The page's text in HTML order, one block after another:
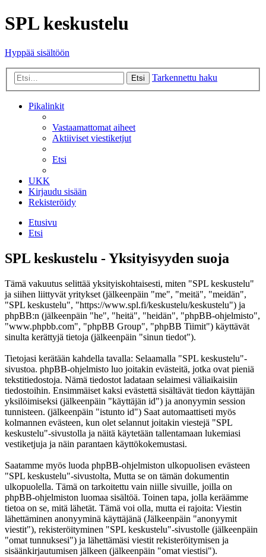
SPL keskustelu
Hyppää sisältöön
Etsi Tarkennettu haku
Pikalinkit
Vastaamattomat aiheet
Aktiiviset viestiketjut
Etsi
UKK
Kirjaudu sisään
Rekisteröidy
Etusivu
Etsi
SPL keskustelu - Yksityisyyden suoja
Tämä vakuutus selittää yksityiskohtaisesti, miten "SPL keskustelu"
ja siihen liittyvät yritykset (jälkeenpäin "me", "meitä", "meidän",
"SPL keskustelu", "https://www.spl.fi/keskustelu/keskustelu") ja
phpBB:n (jälkeenpäin "he", "heitä", "heidän", "phpBB-ohjelmisto",
"www.phpbb.com", "phpBB Group", "phpBB Tiimit") käyttävät
sinulta kerättyjä tietoja (jälkeenpäin "sinun tiedot").
Tietojasi kerätään kahdella tavalla: Selaamalla "SPL keskustelu"-
sivustoa. phpBB-ohjelmisto luo joitakin evästeitä, jotka ovat pieniä
tekstitiedostoja. Nämä tiedostot ladataan selaimesi väliaikaisiin
tiedostoihin. Ensimmäiset kaksi evästettä sisältävät tiedon käyttäjän
yksilöimiseksi (jälkeenpäin "käyttäjän id") ja anonyymin session
tunnisteen. (jälkeenpäin "istunto id") Saat automaattiseti myös
kolmannen evästeen, kun olet selannut joitakin viestejä "SPL
keskustelu"-sivustolla ja näitä käytetään tallentamaan lukemiasi
vestiketjuja ja näin parantaen käyttökokemustasi.
Saatamme myös luoda phpBB-ohjelmiston ulkopuolisen evästeen
"SPL keskustelu"-sivustolta, Mutta se on tämän dokumentin
ulkopuolella. Tämä on tarkoitettu vain niille sivuille, joilla on
phpBB-ohjelmiston luomaa sisältöä. Toinen tapa, jolla keräämme
tietoa on se, mitä lähetät. Tämä voi olla, mutta ei rajoita: Viestin
lähettäminen anonyyminä käyttäjänä (Jälkeenpäin "anonyymit
viestit"), rekisteröityminen "SPL keskustelu"-sivustolle (jälkeenpäin
"omat tunnuksesi") ja lähettämäsi viestit rekisteröitymisen ja
sisäänkirjautumisen jälkeen (jälkeenpäin "omat viestisi").